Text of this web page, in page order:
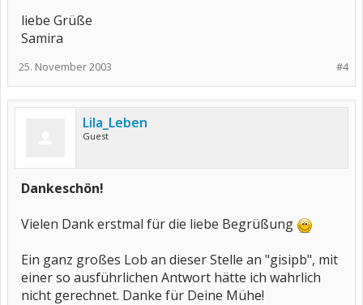
liebe Grüße
Samira
#4
25. November 2003
Lila_Leben
Guest
Dankeschön!
Vielen Dank erstmal für die liebe Begrüßung
Ein ganz großes Lob an dieser Stelle an "gisipb", mit
einer so ausführlichen Antwort hätte ich wahrlich
nicht gerechnet. Danke für Deine Mühe!